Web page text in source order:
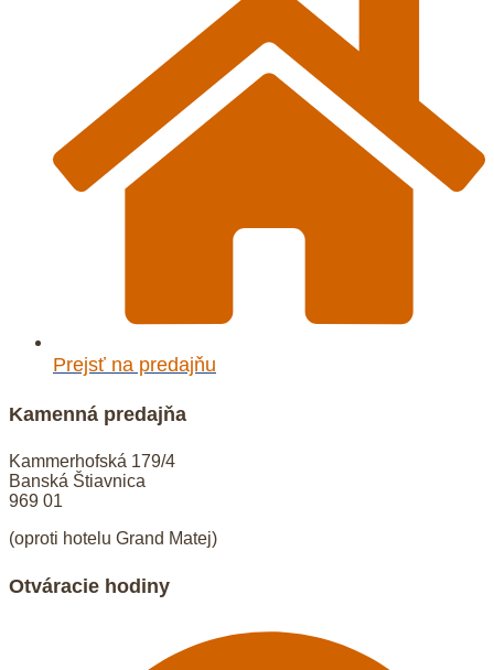
Prejsť na predajňu
Kamenná predajňa
Kammerhofská 179/4
Banská Štiavnica
969 01
(oproti hotelu Grand Matej)
Otváracie hodiny